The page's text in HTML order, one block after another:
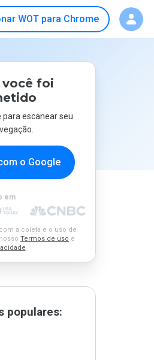
WOT para Chrome
você foi
para escanear seu
o Google
em
a coleta e o uso de
Termos de uso e
populares: